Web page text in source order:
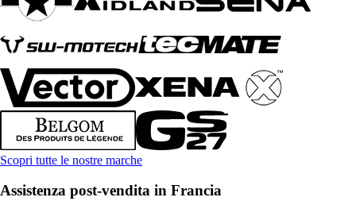
Scopri tutte le nostre marche
Assistenza post-vendita in Francia